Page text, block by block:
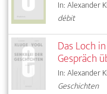
In: Alexander
débit
Das Loch
Gespräch
In: Alexander
Geschichten